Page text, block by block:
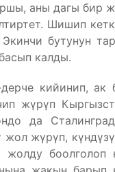
аны дагы бир
Шишип
бутунун
калды.
кийинип,
жүрүп
да
жол жүрүп,
боолголоп